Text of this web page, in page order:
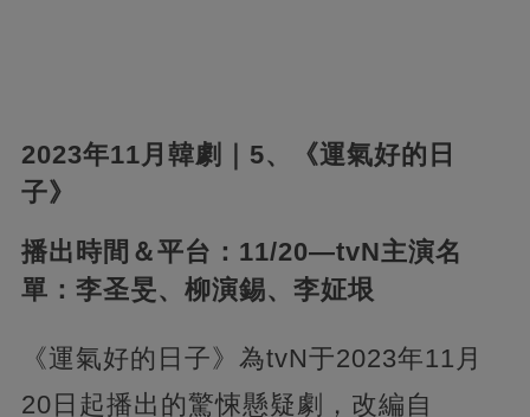
2023年11月韓劇｜5、《運氣好的日
子》
播出時間＆平台：11/20—tvN主演名
單：李圣旻、柳演錫、李姃垠
《運氣好的日子》為tvN于2023年11月
20日起播出的驚悚懸疑劇，改編自